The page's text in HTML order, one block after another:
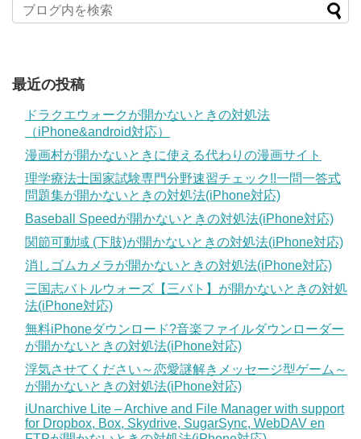
最近の投稿
ドラクエウォークが開かないときの対処法
（iPhone&android対応）
漫画村が開かないときに使える代わりの漫画サイト
理学療法士国家試験専門分野速習チェック!!一問一答式
問題集が開かないときの対処法(iPhone対応)
Baseball Speedが開かないときの対処法(iPhone対応)
関節可動域 (下肢)が開かないときの対処法(iPhone対応)
消しゴムカメラが開かないときの対処法(iPhone対応)
三国志バトルウォーズ【三バト】が開かないときの対処
法(iPhone対応)
無料iPhoneダウンロード?音楽ファイルダウンローダー
が開かないときの対処法(iPhone対応)
浮気させてください～恋愛謎解きメッセージ型ゲーム～
が開かないときの対処法(iPhone対応)
iUnarchive Lite – Archive and File Manager with support
for Dropbox, Box, Skydrive, SugarSync, WebDAV en